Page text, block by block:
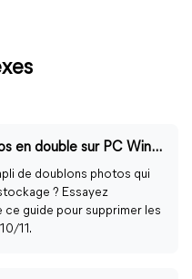
Comment supprimer les photos en double sur PC Windows 10/11 ?
de doublons photos qui
? Essayez
guide pour supprimer les
11.